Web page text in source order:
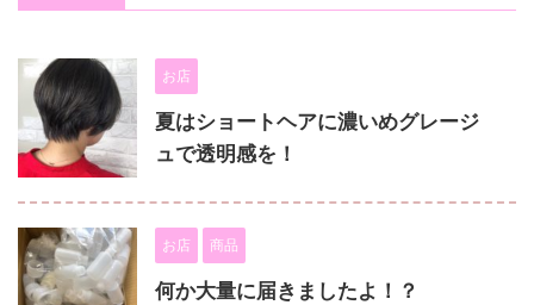
お店
夏はショートヘアに濃いめグレージ
ュで透明感を！
お店 商品
何か大量に届きましたよ！？